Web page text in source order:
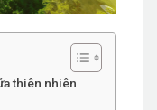
thiên nhiên